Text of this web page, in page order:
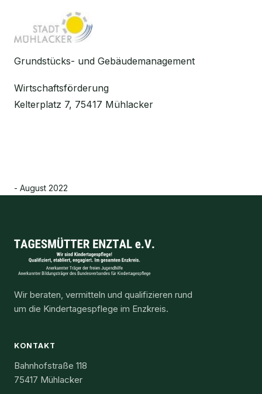
Grundstücks- und Gebäudemanagement
Wirtschaftsförderung
Kelterplatz 7, 75417 Mühlacker
- August 2022
Wir beraten, vermitteln und qualifizieren rund
um die Kindertagespflege im Enzkreis.
KONTAKT
Bahnhofstraße 118
75417 Mühlacker